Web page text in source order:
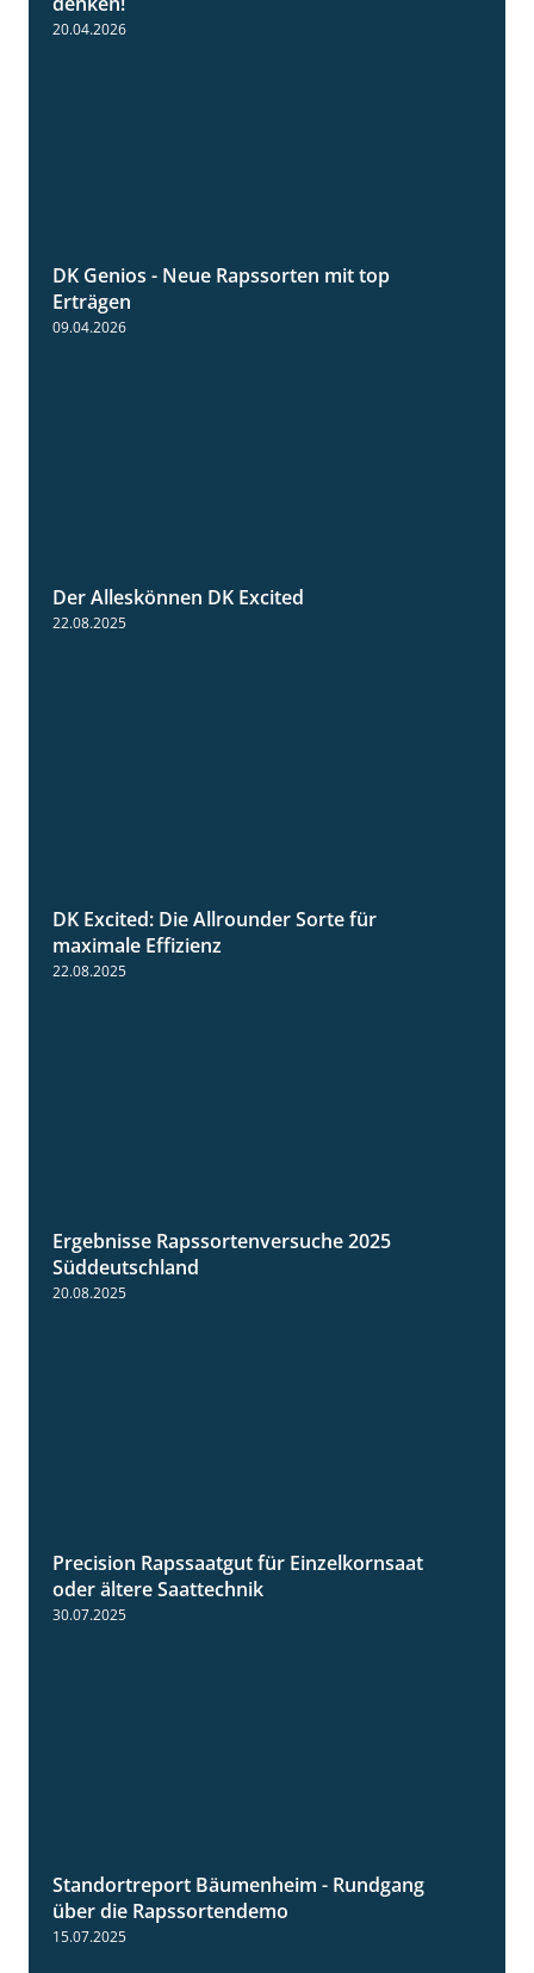
20.04.2026
DK Genios - Neue Rapssorten mit top
Erträgen
09.04.2026
Der Alleskönnen DK Excited
22.08.2025
DK Excited: Die Allrounder Sorte für
maximale Effizienz
22.08.2025
Ergebnisse Rapssortenversuche 2025
Süddeutschland
20.08.2025
2:05
Precision Rapssaatgut für Einzelkornsaat
oder ältere Saattechnik
30.07.2025
6:03
Standortreport Bäumenheim - Rundgang
über die Rapssortendemo
15.07.2025